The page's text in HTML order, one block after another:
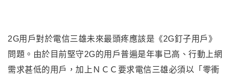
2G用戶對於電信三雄未來最頭疼應該是《2G釘子用戶》
問題 。由於 目前堅守2G的用戶普遍是年事已高、行動上網
需求甚低的用戶，加上 ＮＣＣ要求電信三雄必須以「零衝